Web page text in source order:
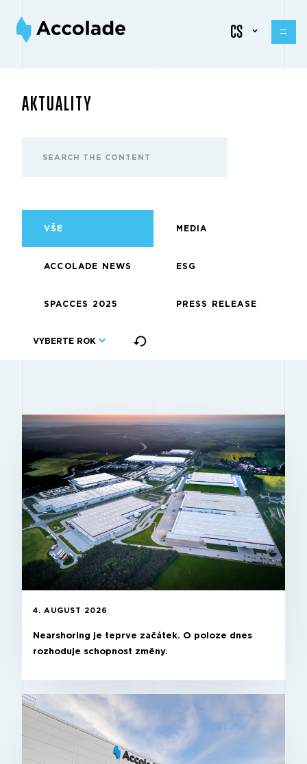
CS
AKTUALITY
VŠE MEDIA
ACCOLADE NEWS ESG
SPACCES 2025 PRESS RELEASE
VYBERTE ROK
4. AUGUST 2026
Nearshoring je teprve začátek. O poloze dnes
rozhoduje schopnost změny.